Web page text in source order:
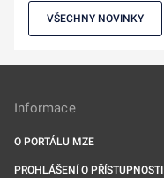
VŠECHNY NOVINKY
Informace
O PORTÁLU MZE
PROHLÁŠENÍ O PŘÍSTUPNOSTI